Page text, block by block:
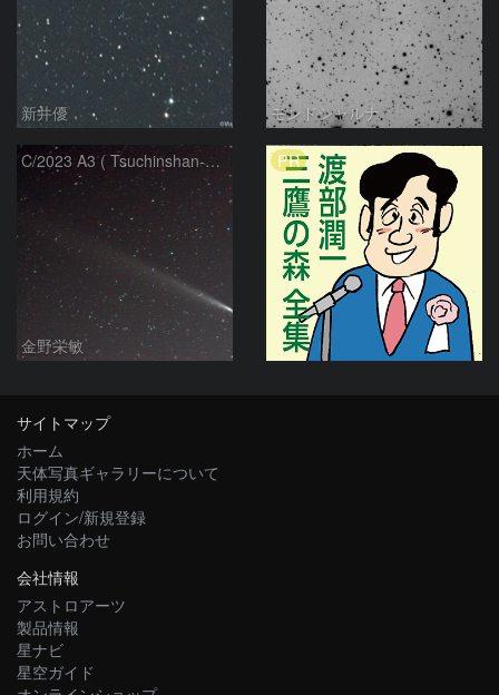
新井優 モンドシャルナ
C/2023 A3 ( Tsuchinshan-ATLAS )
金野栄敏
PR
サイトマップ
ホーム
天体写真ギャラリーについて
利用規約
ログイン/新規登録
お問い合わせ
会社情報
アストロアーツ
製品情報
星ナビ
星空ガイド